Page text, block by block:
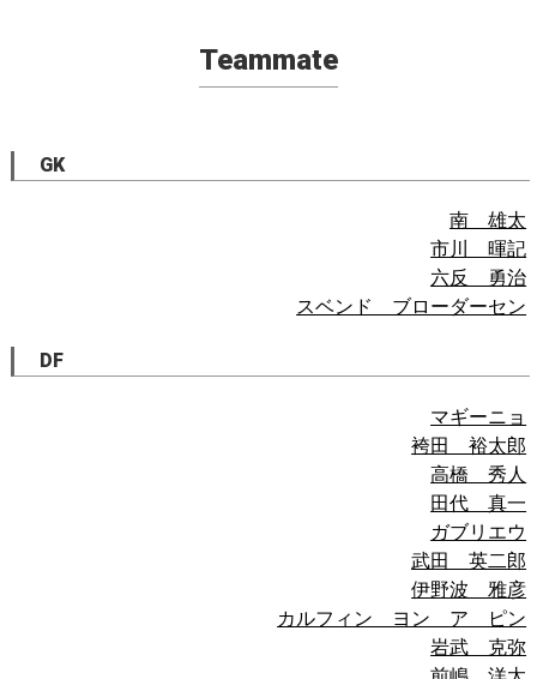
Teammate
GK
南 雄太
市川 暉記
六反 勇治
スベンド ブローダーセン
DF
マギーニョ
袴田 裕太郎
高橋 秀人
田代 真一
ガブリエウ
武田 英二郎
伊野波 雅彦
カルフィン ヨン ア ピン
岩武 克弥